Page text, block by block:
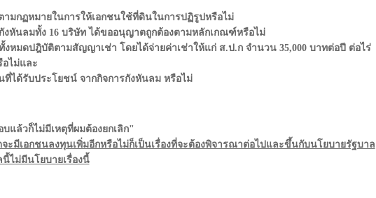
ามกฏหมายในการให้เอกชนใช้ที่ดินในการปฏิรูปหรือไม่
งหันลมทั้ง 16 บริษัท ได้ขออนุญาตถูกต้องตามหลักเกณฑ์หรือไม่
งหมดปฎิบัติตามสัญญาเช่า โดยได้จ่ายค่าเช่าให้แก่ ส.ป.ก จำนวน 35,000 บาทต่อปี ต่อไร่
ไม่และ
ที่ได้รับประโยชน์ จากกิจการกังหันลม หรือไม่
บแล้วก็ไม่มีเหตุที่ผมต้องยกเลิก"
ะมีเอกชนลงทุนเพิ่มอีกหรือไม่ก็เป็นเรื่องที่จะต้องพิจารณาต่อไปและขึ้นกับนโยบายรัฐบาล
ไม่มีนโยบายเรื่องนี้